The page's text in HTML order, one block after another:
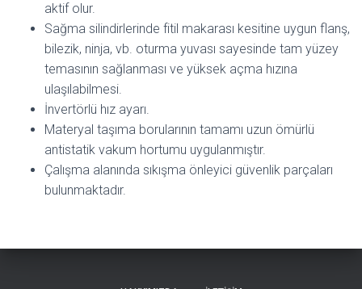
aktif olur.
Sağma silindirlerinde fitil makarası kesitine uygun flanş,
bilezik, ninja, vb. oturma yuvası sayesinde tam yüzey
temasının sağlanması ve yüksek açma hızına
ulaşılabilmesi.
İnvertörlü hız ayarı.
Materyal taşıma borularının tamamı uzun ömürlü
antistatik vakum hortumu uygulanmıştır.
Çalışma alanında sıkışma önleyici güvenlik parçaları
bulunmaktadır.